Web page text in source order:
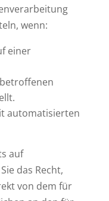
wenn:
einer
automatisierten
auf
das Recht,
von dem für